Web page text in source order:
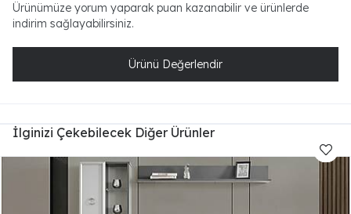
Ürünümüze yorum yaparak puan kazanabilir ve ürünlerde
indirim sağlayabilirsiniz.
Ürünü Değerlendir
İlginizi Çekebilecek Diğer Ürünler